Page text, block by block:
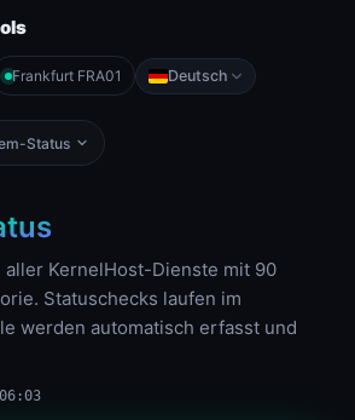
Frankfurt FRA01 Deutsch
Sprache
Status
KernelHost-Dienste mit 90
Statuschecks laufen im
werden automatisch erfasst und